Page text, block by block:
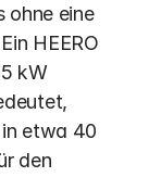
ohne eine
HEERO
kW
etwa 40
den